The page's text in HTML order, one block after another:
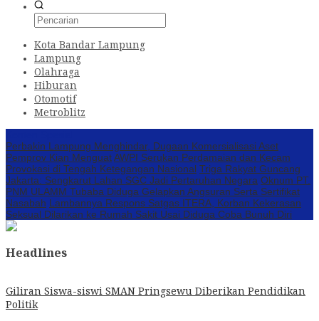
Kota Bandar Lampung
Lampung
Olahraga
Hiburan
Otomotif
Metroblitz
Perbakin Lampung Menghindar, Dugaan Komersialisasi Aset
Pemprov Kian MenguatAWPI Serukan Perdamaian dan Kecam
Provokasi di Tengah Ketegangan Nasional Triga Rakyat Guncang
Jakarta: Sengkarut Lahan SGC Jadi Pertaruhan Negara Oknum PT.
PNM ULAMM Tubaba Diduga Gelapkan Angsuran Serta Sertifikat
Nasabah Lambannya Respons Satgas ITERA, Korban Kekerasan
Seksual Dilarikan ke Rumah Sakit Usai Diduga Coba Bunuh Diri
Headlines
Giliran Siswa-siswi SMAN Pringsewu Diberikan Pendidikan
Politik